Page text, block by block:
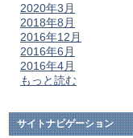
2020年3月
2018年8月
2016年12月
2016年6月
2016年4月
もっと読む
サイトナビゲーション